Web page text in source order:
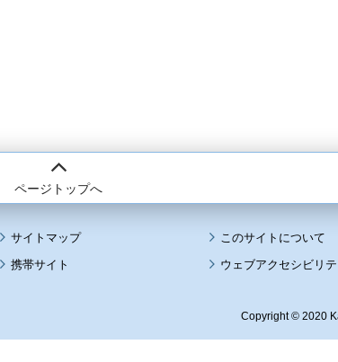
ページトップへ
サイトマップ
このサイトについて
携帯サイト
ウェブアクセシビリ
Copyright © 2020